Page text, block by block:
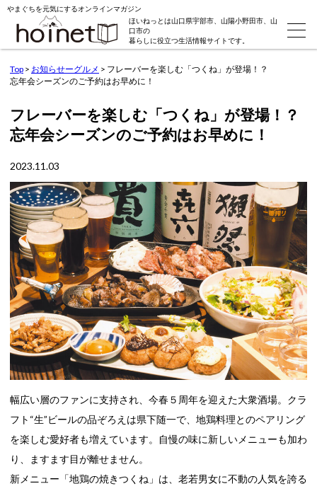
やまぐちを元気にするオンラインマガジン
ほいねっとは山口県宇部市、山陽小野田市、山
口市の
暮らしに役立つ生活情報サイトです。
Top > お知らせーグルメ > フレーバーを楽しむ「つくね」が登場！？
忘年会シーズンのご予約はお早めに！
フレーバーを楽しむ「つくね」が登場！？
忘年会シーズンのご予約はお早めに！
2023.11.03
幅広い層のファンに支持され、今春５周年を迎えた大衆酒場。クラ
フト“生”ビールの品ぞろえは県下随一で、地鶏料理とのペアリング
を楽しむ愛好者も増えています。自慢の味に新しいメニューも加わ
り、ますます目が離せません。
新メニュー「地鶏の焼きつくね」は、老若男女に不動の人気を誇る